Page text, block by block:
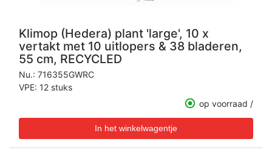
Klimop (Hedera) plant 'large', 10 x
vertakt met 10 uitlopers & 38 bladeren,
55 cm, RECYCLED
Nu.: 716355GWRC
VPE: 12 stuks
op voorraad /